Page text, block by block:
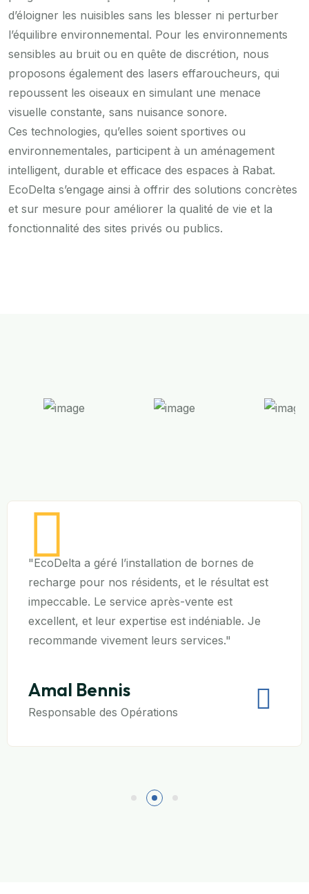
d’éloigner les nuisibles sans les blesser ni perturber
l’équilibre environnemental. Pour les environnements
sensibles au bruit ou en quête de discrétion, nous
proposons également des lasers effaroucheurs, qui
repoussent les oiseaux en simulant une menace
visuelle constante, sans nuisance sonore.
Ces technologies, qu’elles soient sportives ou
environnementales, participent à un aménagement
intelligent, durable et efficace des espaces à Rabat.
EcoDelta s’engage ainsi à offrir des solutions concrètes
et sur mesure pour améliorer la qualité de vie et la
fonctionnalité des sites privés ou publics.
"EcoDelta a géré l’installation de bornes de
recharge pour nos résidents, et le résultat est
impeccable. Le service après-vente est
excellent, et leur expertise est indéniable. Je
recommande vivement leurs services."
Amal Bennis
Responsable des Opérations